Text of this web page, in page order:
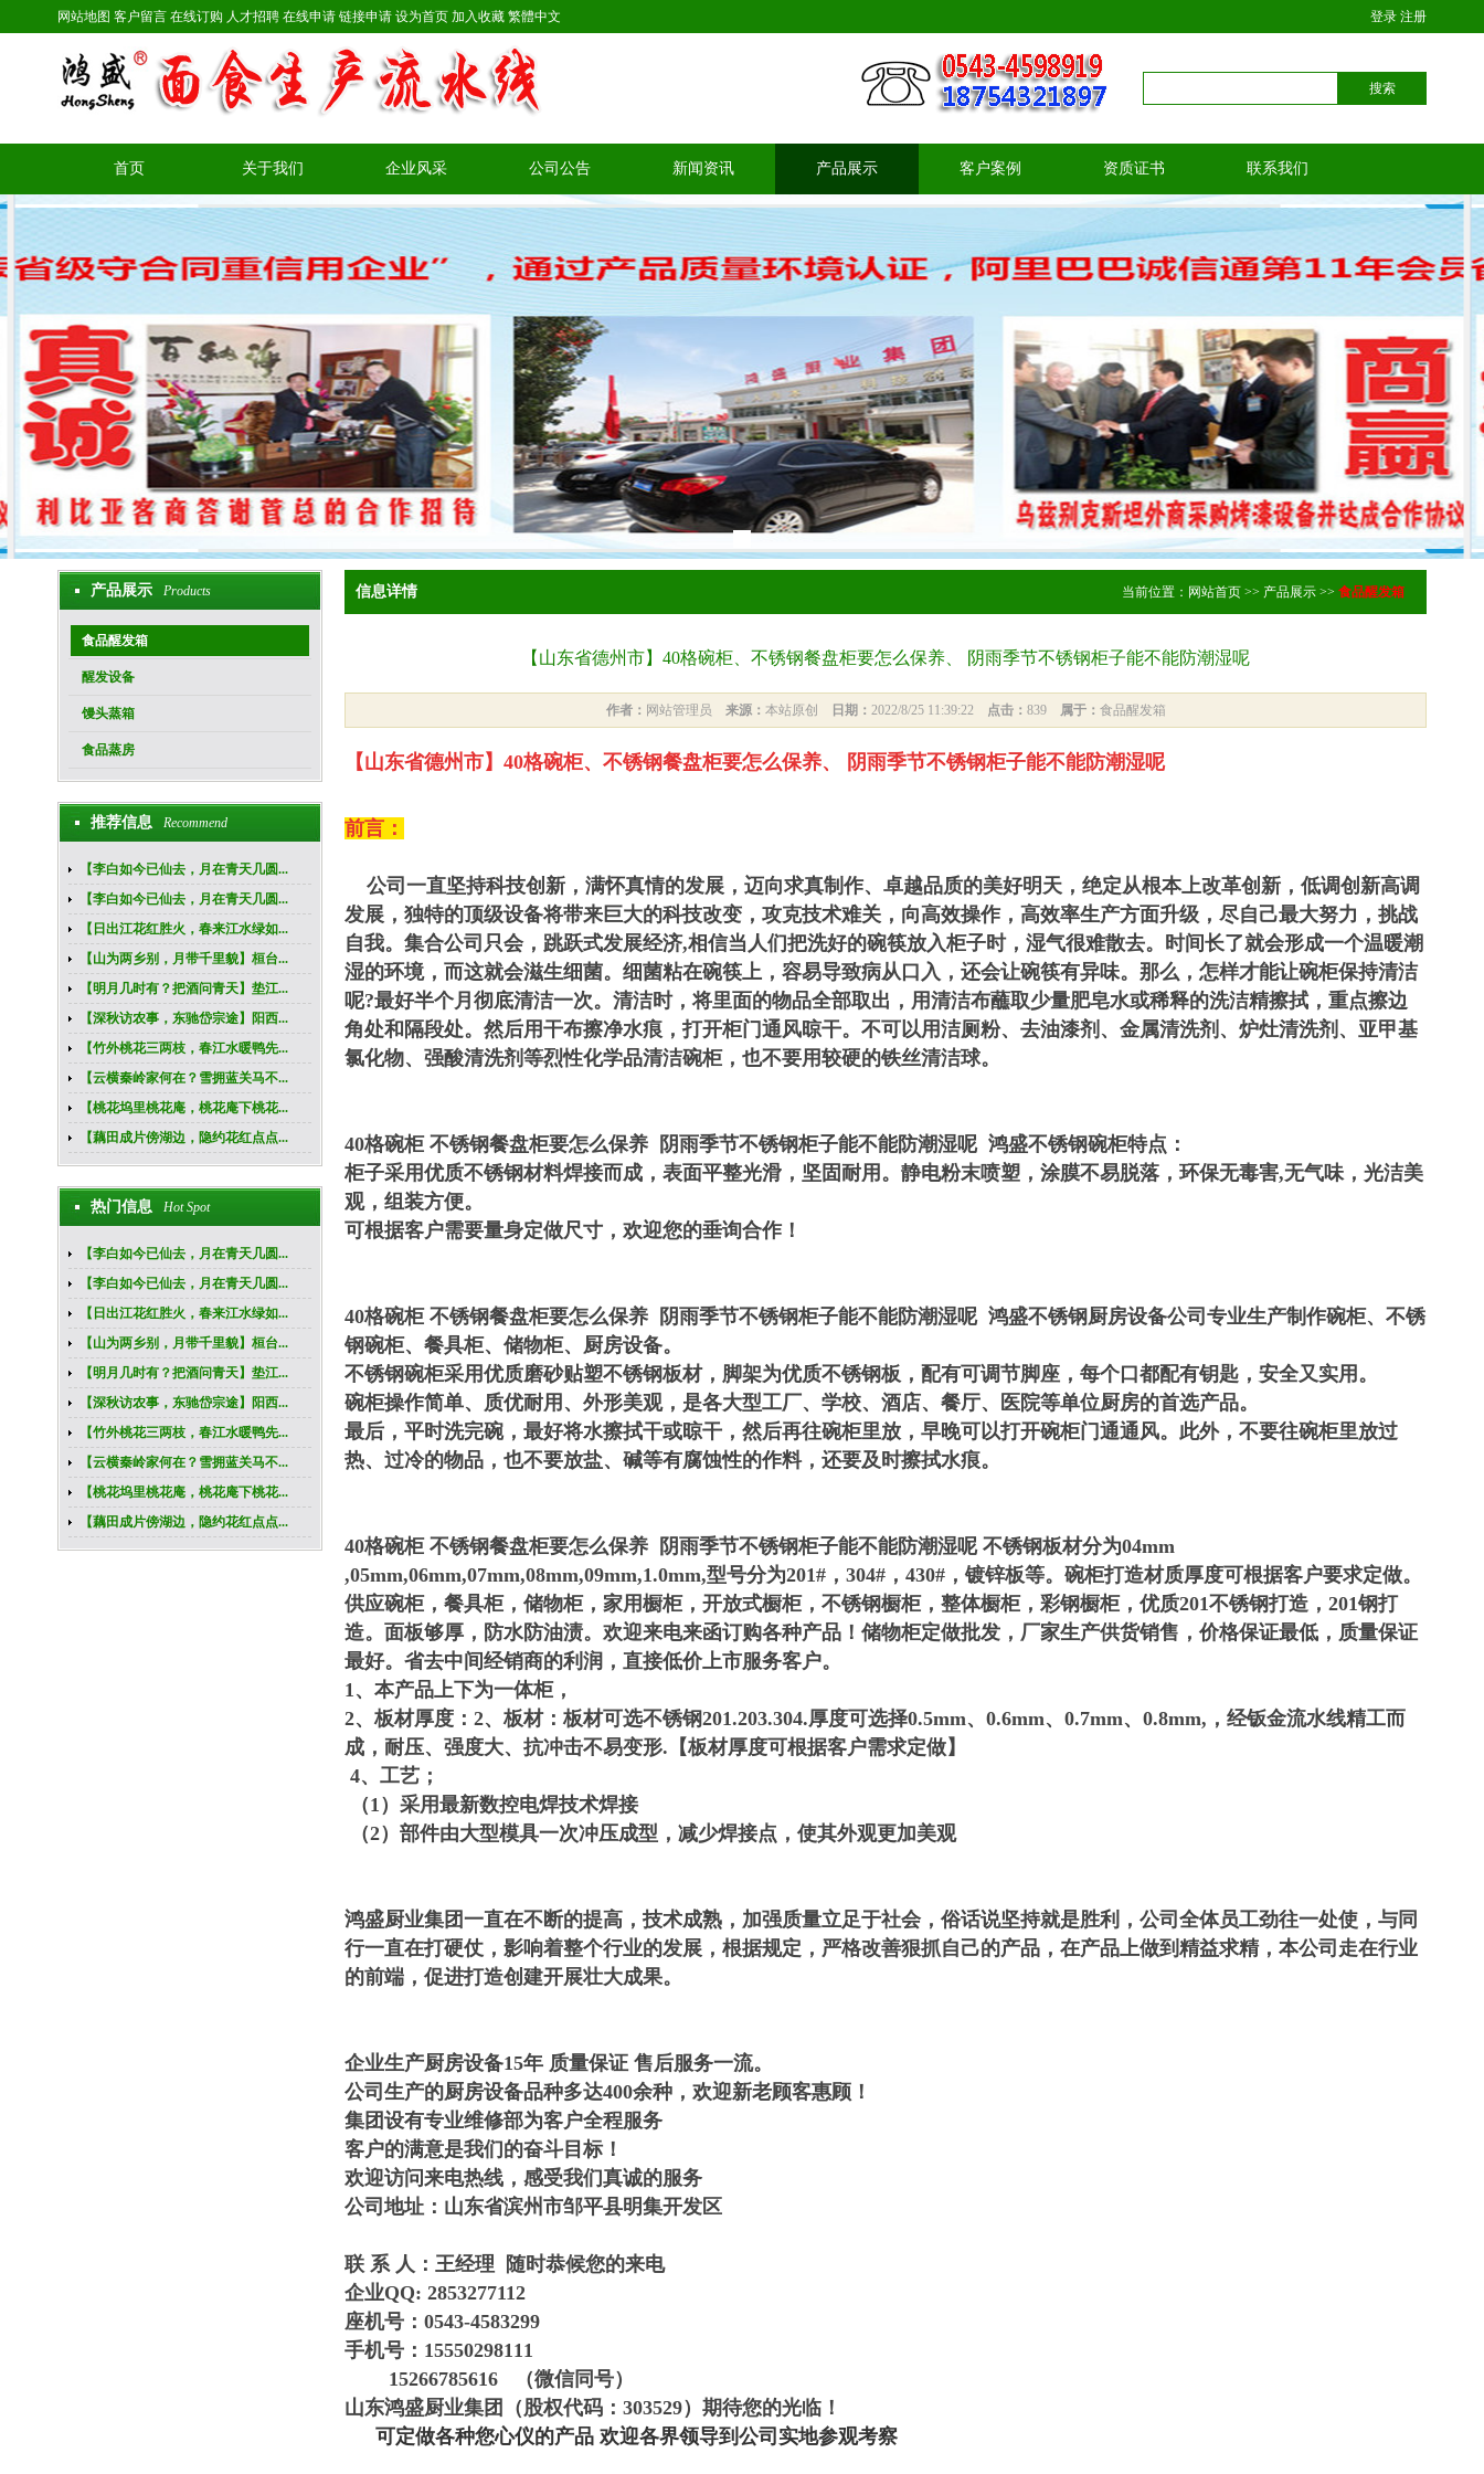
网站地图 客户留言 在线订购 人才招聘 在线申请 链接申请 设为首页 加入收藏 繁體中文 登录 注册
首页 关于我们 企业风采 公司公告 新闻资讯 产品展示 客户案例 资质证书 联系我们
产品展示 Products
食品醒发箱
醒发设备
馒头蒸箱
食品蒸房
推荐信息 Recommend
【李白如今已仙去，月在青天几圆...
【李白如今已仙去，月在青天几圆...
【日出江花红胜火，春来江水绿如...
【山为两乡别，月带千里貌】桓台...
【明月几时有？把酒问青天】垫江...
【深秋访农事，东驰岱宗途】阳西...
【竹外桃花三两枝，春江水暖鸭先...
【云横秦岭家何在？雪拥蓝关马不...
【桃花坞里桃花庵，桃花庵下桃花...
【藕田成片傍湖边，隐约花红点点...
热门信息 Hot Spot
【李白如今已仙去，月在青天几圆...
【李白如今已仙去，月在青天几圆...
【日出江花红胜火，春来江水绿如...
【山为两乡别，月带千里貌】桓台...
【明月几时有？把酒问青天】垫江...
【深秋访农事，东驰岱宗途】阳西...
【竹外桃花三两枝，春江水暖鸭先...
【云横秦岭家何在？雪拥蓝关马不...
【桃花坞里桃花庵，桃花庵下桃花...
【藕田成片傍湖边，隐约花红点点...
当前位置： 网站首页 >> 产品展示 >> 食品醒发箱
信息详情
【山东省德州市】40格碗柜、不锈钢餐盘柜要怎么保养、 阴雨季节不锈钢柜子能不能防潮湿呢
作者： 网站管理员 来源： 本站原创 日期： 2022/8/25 11:39:22 点击： 839 属于： 食品醒发箱
【山东省德州市】40格碗柜、不锈钢餐盘柜要怎么保养、 阴雨季节不锈钢柜子能不能防潮湿呢
前言：
公司一直坚持科技创新，满怀真情的发展，迈向求真制作、卓越品质的美好明天，绝定从根本上改革创新，低调创新高调
发展，独特的顶级设备将带来巨大的科技改变，攻克技术难关，向高效操作，高效率生产方面升级，尽自己最大努力，挑战
自我。集合公司只会，跳跃式发展经济,相信当人们把洗好的碗筷放入柜子时，湿气很难散去。时间长了就会形成一个温暖潮
湿的环境，而这就会滋生细菌。细菌粘在碗筷上，容易导致病从口入，还会让碗筷有异味。 那么，怎样才能让碗柜保持清洁
呢?最好半个月彻底清洁一次。清洁时，将里面的物品全部取出，用清洁布蘸取少量肥皂水或稀释的洗洁精擦拭，重点擦边
角处和隔段处。然后用干布擦净水痕，打开柜门通风晾干。 不可以用洁厕粉、去油漆剂、金属清洗剂、炉灶清洗剂、亚甲基
氯化物、强酸清洗剂等烈性化学品清洁碗柜，也不要用较硬的铁丝清洁球。
40格碗柜 不锈钢餐盘柜要怎么保养 阴雨季节不锈钢柜子能不能防潮湿呢 鸿盛不锈钢碗柜特点：
柜子采用优质不锈钢材料焊接而成，表面平整光滑，坚固耐用。静电粉末喷塑，涂膜不易脱落，环保无毒害,无气味，光洁美
观，组装方便。
可根据客户需要量身定做尺寸，欢迎您的垂询合作！
40格碗柜 不锈钢餐盘柜要怎么保养 阴雨季节不锈钢柜子能不能防潮湿呢 鸿盛不锈钢厨房设备公司专业生产制作碗柜、不锈
钢碗柜、餐具柜、储物柜、厨房设备。
不锈钢碗柜采用优质磨砂贴塑不锈钢板材，脚架为优质不锈钢板，配有可调节脚座，每个口都配有钥匙，安全又实用。
碗柜操作简单、质优耐用、外形美观，是各大型工厂、学校、酒店、餐厅、医院等单位厨房的首选产品。
最后，平时洗完碗，最好将水擦拭干或晾干，然后再往碗柜里放，早晚可以打开碗柜门通通风。此外，不要往碗柜里放过
热、过冷的物品，也不要放盐、碱等有腐蚀性的作料，还要及时擦拭水痕。
40格碗柜 不锈钢餐盘柜要怎么保养 阴雨季节不锈钢柜子能不能防潮湿呢 不锈钢板材分为04mm
,05mm,06mm,07mm,08mm,09mm,1.0mm,型号分为201#，304#，430#，镀锌板等。碗柜打造材质厚度可根据客户要求定做。
供应碗柜，餐具柜，储物柜，家用橱柜，开放式橱柜，不锈钢橱柜，整体橱柜，彩钢橱柜，优质201不锈钢打造，201钢打
造。面板够厚，防水防油渍。欢迎来电来函订购各种产品！储物柜定做批发，厂家生产供货销售，价格保证最低，质量保证
最好。省去中间经销商的利润，直接低价上市服务客户。
1、本产品上下为一体柜，
2、板材厚度：2、板材：板材可选不锈钢201.203.304.厚度可选择0.5mm、0.6mm、0.7mm、0.8mm,，经钣金流水线精工而
成，耐压、强度大、抗冲击不易变形.【板材厚度可根据客户需求定做】
4、工艺；
（1）采用最新数控电焊技术焊接
（2）部件由大型模具一次冲压成型，减少焊接点，使其外观更加美观
鸿盛厨业集团一直在不断的提高，技术成熟，加强质量立足于社会，俗话说坚持就是胜利，公司全体员工劲往一处使，与同
行一直在打硬仗，影响着整个行业的发展，根据规定，严格改善狠抓自己的产品，在产品上做到精益求精，本公司走在行业
的前端，促进打造创建开展壮大成果。
企业生产厨房设备15年 质量保证 售后服务一流。
公司生产的厨房设备品种多达400余种，欢迎新老顾客惠顾！
集团设有专业维修部为客户全程服务
客户的满意是我们的奋斗目标！
欢迎访问来电热线，感受我们真诚的服务
公司地址：山东省滨州市邹平县明集开发区
联 系 人：王经理 随时恭候您的来电
企业QQ: 2853277112
座机号：0543-4583299
手机号：15550298111
15266785616 （微信同号）
山东鸿盛厨业集团（股权代码：303529）期待您的光临！
可定做各种您心仪的产品 欢迎各界领导到公司实地参观考察